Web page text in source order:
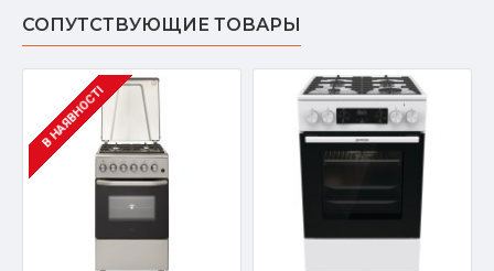
СОПУТСТВУЮЩИЕ ТОВАРЫ
В НАЯВНОСТІ